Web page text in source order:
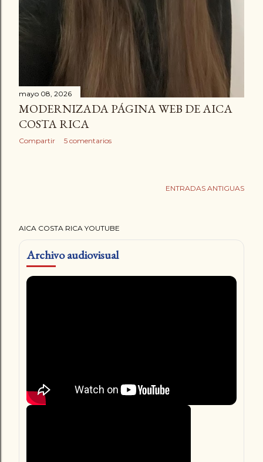
mayo 08, 2026
MODERNIZADA PÁGINA WEB DE AICA
COSTA RICA
Compartir 5 comentarios
ENTRADAS ANTIGUAS
AICA COSTA RICA YOUTUBE
Archivo audiovisual